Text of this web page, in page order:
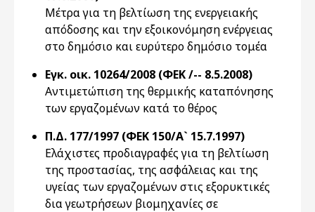
Μέτρα για τη βελτίωση της ενεργειακής
απόδοσης και την εξοικονόμηση ενέργειας
στο δημόσιο και ευρύτερο δημόσιο τομέα
Εγκ. οικ. 10264/2008 (ΦΕΚ /-- 8.5.2008)
Αντιμετώπιση της θερμικής καταπόνησης
των εργαζομένων κατά το θέρος
Π.Δ. 177/1997 (ΦΕΚ 150/Α` 15.7.1997)
Ελάχιστες προδιαγραφές για τη βελτίωση
της προστασίας, της ασφάλειας και της
υγείας των εργαζομένων στις εξορυκτικές
δια γεωτρήσεων βιομηχανίες σε